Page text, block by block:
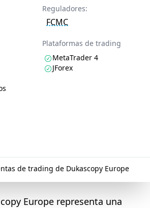
Reguladores:
FCMC
Plataformas de trading
MetaTrader 4
JForex
de trading de Dukascopy Europe
Europe representa una